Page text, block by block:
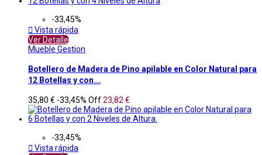
-33,45%
 Vista rápida
Ver Detalle
Mueble Gestion
Botellero de Madera de Pino apilable en Color Natural para
12 Botellas y con...
35,80 € -33,45% Off23,82 €
-33,45%
 Vista rápida